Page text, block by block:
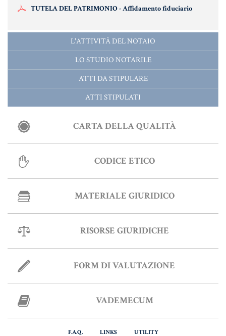
DETRAZIONI 36-41-50 %
TASSAZIONE ATTI IMMOBILIARI
Informative Generali
ANTIRICICLAGGIO
AUTOCERTIFICAZIONE
STRANIERI IN ITALIA
VERIFICA FIRMA DIGITALE
TUTELA DEL PATRIMONIO - Affidamento fiduciario
L'ATTIVITÀ DEL NOTAIO
LO STUDIO NOTARILE
ATTI DA STIPULARE
ATTI STIPULATI
CARTA DELLA QUALITÀ
CODICE ETICO
MATERIALE GIURIDICO
RISORSE GIURIDICHE
FORM DI VALUTAZIONE
VADEMECUM
F.A.Q. LINKS UTILITY